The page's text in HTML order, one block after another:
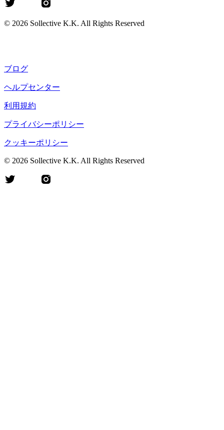
© 2026 Sollective K.K. All Rights Reserved
ブログ
ヘルプセンター
利用規約
プライバシーポリシー
クッキーポリシー
© 2026 Sollective K.K. All Rights Reserved